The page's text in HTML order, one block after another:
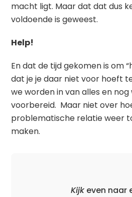
macht ligt. Maar dat dat dus
voldoende is geweest.
Help!
En dat de tijd gekomen is om
dat je je daar niet voor hoeft
we worden in van alles en
voorbereid. Maar niet over
problematische relatie weer
maken.
Kijkeven naar